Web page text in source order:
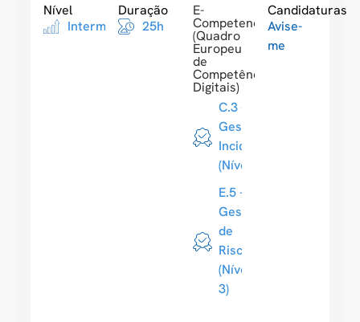
Nível
Intermediario
Duração
25h
E-
Competences
(Quadro
Europeu
de
Competências
Digitais)
C.3 -
Gestão de
Incidentes
(Nível 3)
E.5 -
Gestão
de
Riscos
(Nível
3)
Candidaturas
Avise-
me